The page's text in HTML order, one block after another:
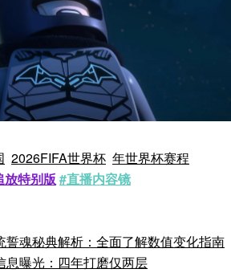
2026FIFA世界杯 年世界杯赛程
放特别版 #直播内容镜
誓魂秘典解析：全面了解数值变化指南
息曝光：四年打磨仅两层